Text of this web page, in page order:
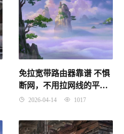
免拉宽带路由器靠谱 不惧
断网，不用拉网线的平替
宽带，4g路由器蒲公英
2026-04-14 1017